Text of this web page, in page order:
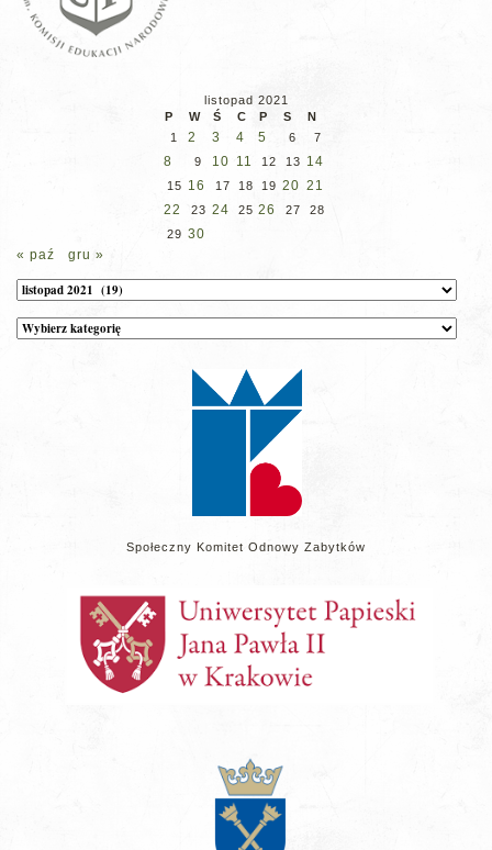
listopad 2021
P
W Ś C P S
N
1
2 3 4 5 6 7
8 9 10 11 12 13 14
15 16 17 18 19 20 21
22
23 24 25 26 27
28
29 30
« paź
gru »
Archiwum
Kategorie
wpisów
Społeczny Komitet Odnowy Zabytków